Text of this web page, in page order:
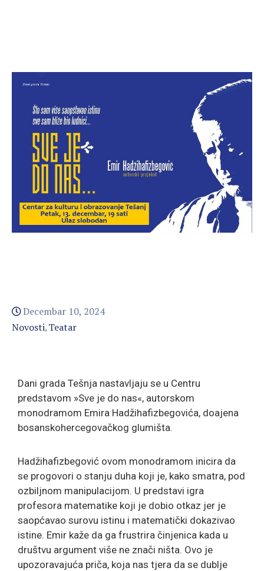
Decembar 10, 2024
Novosti‚ Teatar
Dani grada Tešnja nastavljaju se u Centru
predstavom »Sve je do nas«, autorskom
monodramom Emira Hadžihafizbegovića, doajena
bosanskohercegovačkog glumišta.
Hadžihafizbegović ovom monodramom inicira da
se progovori o stanju duha koji je, kako smatra, pod
ozbiljnom manipulacijom. U predstavi igra
profesora matematike koji je dobio otkaz jer je
saopćavao surovu istinu i matematički dokazivao
istine. Emir kaže da ga frustrira činjenica kada u
društvu argument više ne znači ništa. Ovo je
upozoravajuća priča, koja nas tjera da se dublje